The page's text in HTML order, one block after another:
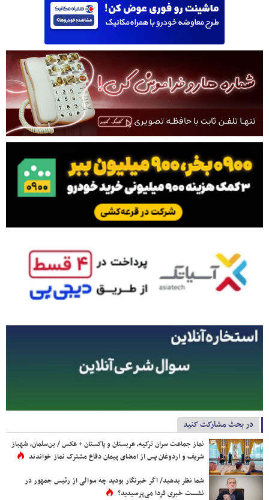
در بحث مشارکت کنید
نماز جماعت سران ترکیه، عربستان و پاکستان + عکس / بن‌سلمان، شهباز
شریف و اردوغان پس از امضای پیمان دفاع مشترک نماز خواندند
شما نظر بدهید/ اگر خبرنگار بودید چه سوالی از رئیس جمهور در
نشست خبری فردا می‌پرسیدید؟